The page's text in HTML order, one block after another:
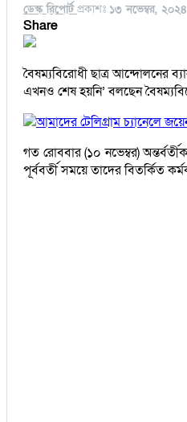
ডেস্ক রিপোর্ট প্রকাশঃ ১৩ নভেম্বর, ২০২৪
Share
বৈষম্যবিরোধী ছাত্র আন্দোলনের
এখনও শেষ হয়নি’ বলছেন
আমাদের টেলিগ্রাম চ্যানেলে
গত রোববার (১০ নভেম্বর)
পূর্ববর্তী সময়ে তাদের বিতর্কিত